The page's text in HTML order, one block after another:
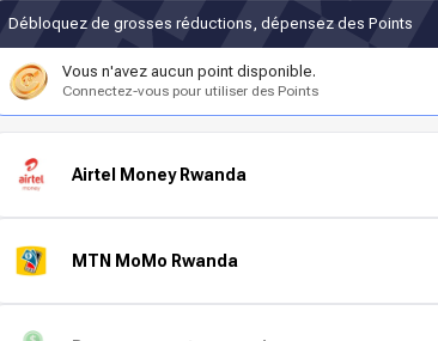
Débloquez de grosses réductions, dépensez des Points
Vous n'avez aucun point disponible.
Connectez-vous pour utiliser des Points
Airtel Money Rwanda
MTN MoMo Rwanda